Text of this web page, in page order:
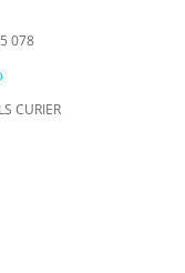
078
CURIER